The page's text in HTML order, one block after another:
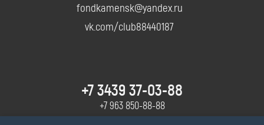
fondkamensk@yandex.ru
vk.com/club88440187
+7 3439 37-03-88
+7 963 850-88-88